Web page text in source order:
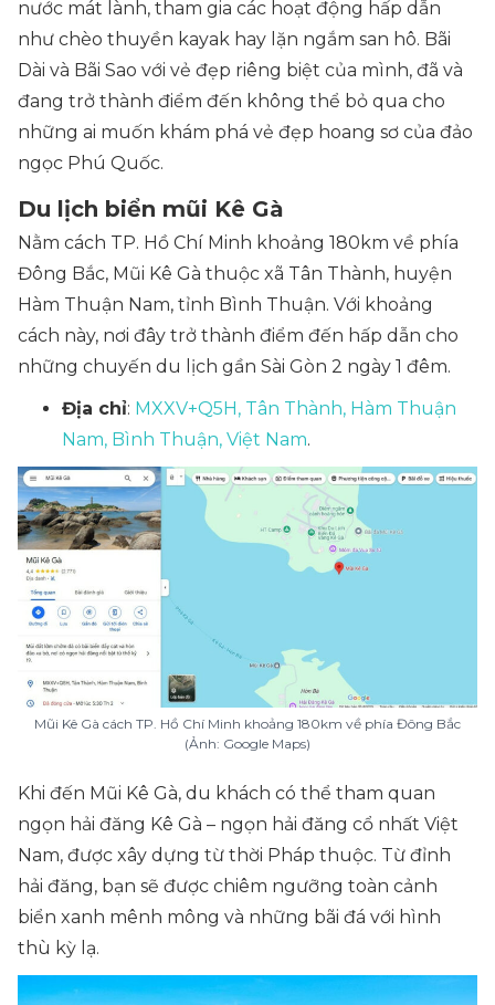
nước mát lành, tham gia các hoạt động hấp dẫn
như chèo thuyền kayak hay lặn ngắm san hô. Bãi
Dài và Bãi Sao với vẻ đẹp riêng biệt của mình, đã và
đang trở thành điểm đến không thể bỏ qua cho
những ai muốn khám phá vẻ đẹp hoang sơ của đảo
ngọc Phú Quốc.
Du lịch biển mũi Kê Gà
Nằm cách TP. Hồ Chí Minh khoảng 180km về phía
Đông Bắc, Mũi Kê Gà thuộc xã Tân Thành, huyện
Hàm Thuận Nam, tỉnh Bình Thuận. Với khoảng
cách này, nơi đây trở thành điểm đến hấp dẫn cho
những chuyến du lịch gần Sài Gòn 2 ngày 1 đêm.
Địa chỉ: MXXV+Q5H, Tân Thành, Hàm Thuận
Nam, Bình Thuận, Việt Nam.
Mũi Kê Gà cách TP. Hồ Chí Minh khoảng 180km về phía Đông Bắc
(Ảnh: Google Maps)
Khi đến Mũi Kê Gà, du khách có thể tham quan
ngọn hải đăng Kê Gà – ngọn hải đăng cổ nhất Việt
Nam, được xây dựng từ thời Pháp thuộc. Từ đỉnh
hải đăng, bạn sẽ được chiêm ngưỡng toàn cảnh
biển xanh mênh mông và những bãi đá với hình
thù kỳ lạ.